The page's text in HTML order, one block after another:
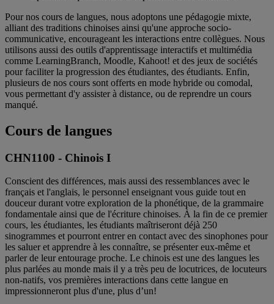
Pour nos cours de langues, nous adoptons une pédagogie mixte,
alliant des traditions chinoises ainsi qu'une approche socio-
communicative, encourageant les interactions entre collègues. Nous
utilisons aussi des outils d'apprentissage interactifs et multimédia
comme LearningBranch, Moodle, Kahoot! et des jeux de sociétés
pour faciliter la progression des étudiantes, des étudiants. Enfin,
plusieurs de nos cours sont offerts en mode hybride ou comodal,
vous permettant d'y assister à distance, ou de reprendre un cours
manqué.
Cours de langues
CHN1100 - Chinois I
Conscient des différences, mais aussi des ressemblances avec le
français et l'anglais, le personnel enseignant vous guide tout en
douceur durant votre exploration de la phonétique, de la grammaire
fondamentale ainsi que de l'écriture chinoises. À la fin de ce premier
cours, les étudiantes, les étudiants maîtriseront déjà 250
sinogrammes et pourront entrer en contact avec des sinophones pour
les saluer et apprendre à les connaître, se présenter eux-même et
parler de leur entourage proche. Le chinois est une des langues les
plus parlées au monde mais il y a très peu de locutrices, de locuteurs
non-natifs, vos premières interactions dans cette langue en
impressionneront plus d'une, plus d’un!